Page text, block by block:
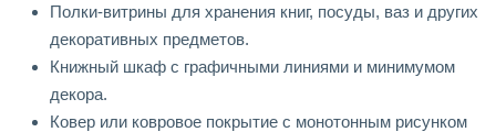
Полки-витрины для хранения книг, посуды, ваз и других
декоративных предметов.
Книжный шкаф с графичными линиями и минимумом
декора.
Ковер или ковровое покрытие с монотонным рисунком